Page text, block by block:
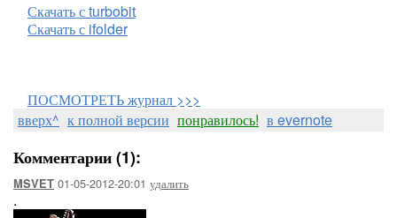
Скачать с turbobit
Скачать с ifolder
ПОСМОТРЕТЬ журнал >>>
вверх^ к полной версии понравилось! в evernote
Комментарии (1):
MSVET 01-05-2012-20:01 удалить
.